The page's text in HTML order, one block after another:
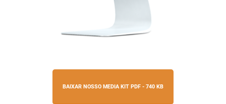
BAIXAR NOSSO MEDIA KIT PDF - 740 KB